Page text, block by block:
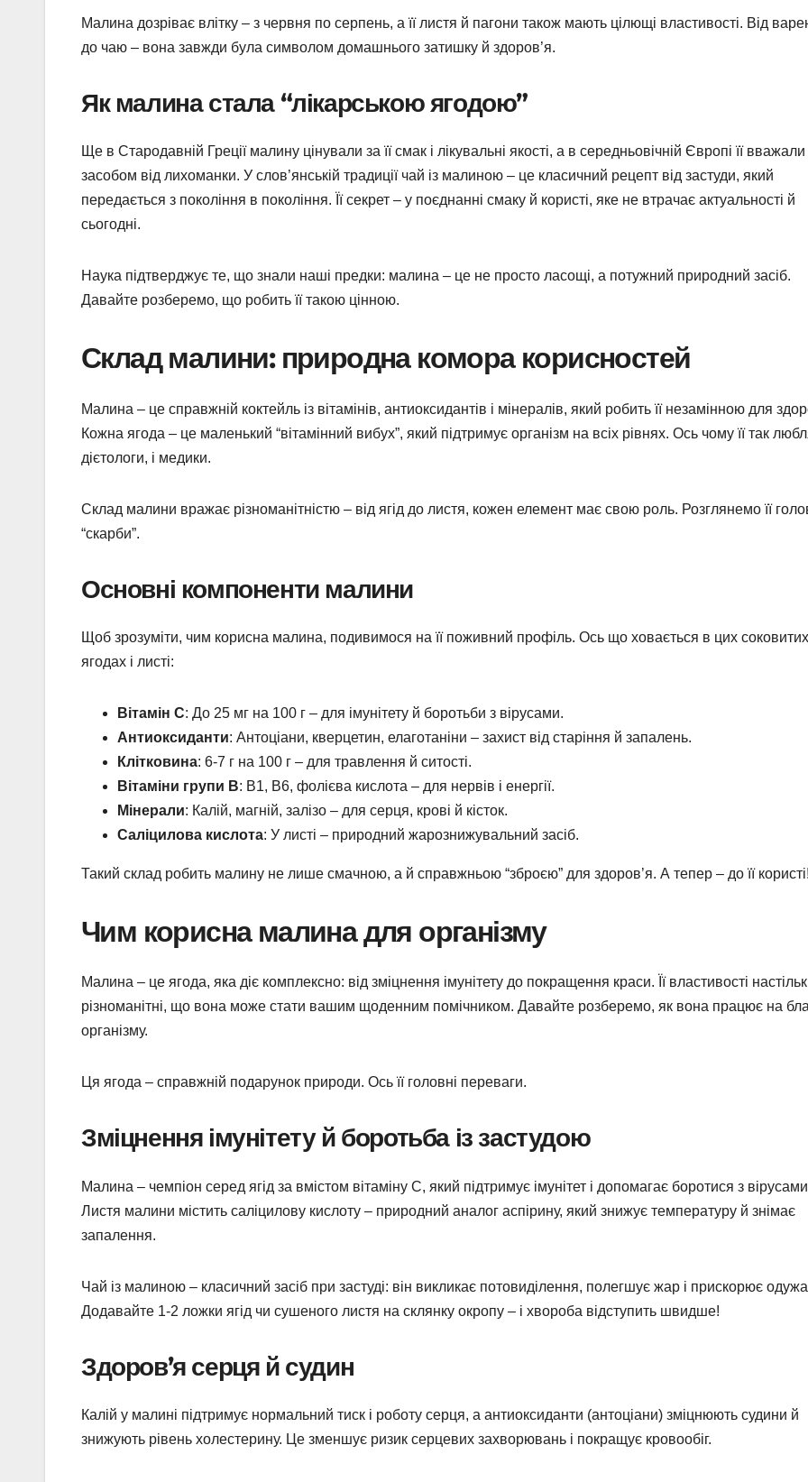
Малина дозріває влітку – з червня по серпень, а її листя й пагони також мають цілющі властивості. Від
до чаю – вона завжди була символом домашнього затишку й здоров’я.
Як малина стала “лікарською ягодою”
Ще в Стародавній Греції малину цінували за її смак і лікувальні якості, а в середньовічній Європі її вважали
засобом від лихоманки. У слов’янській традиції чай із малиною – це класичний рецепт від застуди, який
передається з покоління в покоління. Її секрет – у поєднанні смаку й користі, яке не втрачає актуальності й
сьогодні.
Наука підтверджує те, що знали наші предки: малина – це не просто ласощі, а потужний природний засіб.
Давайте розберемо, що робить її такою цінною.
Склад малини: природна комора корисностей
Малина – це справжній коктейль із вітамінів, антиоксидантів і мінералів, який робить її незамінною для
Кожна ягода – це маленький “вітамінний вибух”, який підтримує організм на всіх рівнях. Ось чому її так
дієтологи, і медики.
Склад малини вражає різноманітністю – від ягід до листя, кожен елемент має свою роль. Розглянемо її
“скарби”.
Основні компоненти малини
Щоб зрозуміти, чим корисна малина, подивимося на її поживний профіль. Ось що ховається в цих соковитих
ягодах і листі:
Вітамін С: До 25 мг на 100 г – для імунітету й боротьби з вірусами.
Антиоксиданти: Антоціани, кверцетин, елаготаніни – захист від старіння й запалень.
Клітковина: 6-7 г на 100 г – для травлення й ситості.
Вітаміни групи B: B1, B6, фолієва кислота – для нервів і енергії.
Мінерали: Калій, магній, залізо – для серця, крові й кісток.
Саліцилова кислота: У листі – природний жарознижувальний засіб.
Такий склад робить малину не лише смачною, а й справжньою “зброєю” для здоров’я. А тепер – до її
Чим корисна малина для організму
Малина – це ягода, яка діє комплексно: від зміцнення імунітету до покращення краси. Її властивості
різноманітні, що вона може стати вашим щоденним помічником. Давайте розберемо, як вона працює на
організму.
Ця ягода – справжній подарунок природи. Ось її головні переваги.
Зміцнення імунітету й боротьба із застудою
Малина – чемпіон серед ягід за вмістом вітаміну С, який підтримує імунітет і допомагає боротися з
Листя малини містить саліцилову кислоту – природний аналог аспірину, який знижує температуру й знімає
запалення.
Чай із малиною – класичний засіб при застуді: він викликає потовиділення, полегшує жар і прискорює
Додавайте 1-2 ложки ягід чи сушеного листя на склянку окропу – і хвороба відступить швидше!
Здоров’я серця й судин
Калій у малині підтримує нормальний тиск і роботу серця, а антиоксиданти (антоціани) зміцнюють судини й
знижують рівень холестерину. Це зменшує ризик серцевих захворювань і покращує кровообіг.